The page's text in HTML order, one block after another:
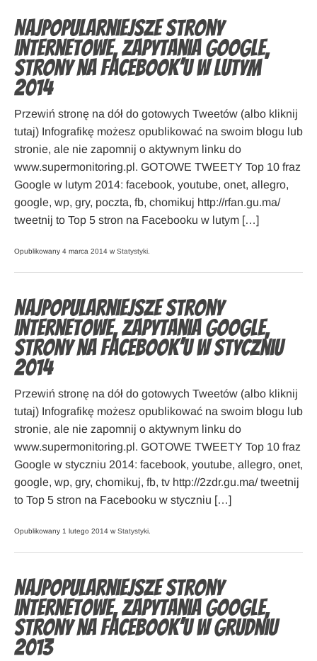
Najpopularniejsze strony
internetowe, zapytania Google,
strony na Facebook’u w lutym
2014
Przewiń stronę na dół do gotowych Tweetów (albo kliknij
tutaj) Infografikę możesz opublikować na swoim blogu lub
stronie, ale nie zapomnij o aktywnym linku do
www.supermonitoring.pl. GOTOWE TWEETY Top 10 fraz
Google w lutym 2014: facebook, youtube, onet, allegro,
google, wp, gry, poczta, fb, chomikuj http://rfan.gu.ma/
tweetnij to Top 5 stron na Facebooku w lutym […]
Opublikowany 4 marca 2014 w Statystyki
Najpopularniejsze strony
internetowe, zapytania Google,
strony na Facebook’u w styczniu
2014
Przewiń stronę na dół do gotowych Tweetów (albo kliknij
tutaj) Infografikę możesz opublikować na swoim blogu lub
stronie, ale nie zapomnij o aktywnym linku do
www.supermonitoring.pl. GOTOWE TWEETY Top 10 fraz
Google w styczniu 2014: facebook, youtube, allegro, onet,
google, wp, gry, chomikuj, fb, tv http://2zdr.gu.ma/ tweetnij
to Top 5 stron na Facebooku w styczniu […]
Opublikowany 1 lutego 2014 w Statystyki
Najpopularniejsze strony
internetowe, zapytania Google,
strony na Facebook’u w grudniu
2013